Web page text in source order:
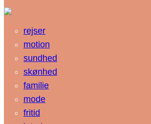
rejser
motion
sundhed
skønhed
familie
mode
fritid